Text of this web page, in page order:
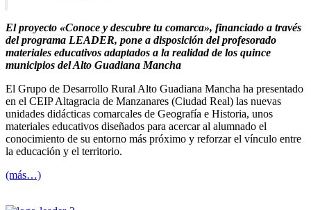
El proyecto «Conoce y descubre tu comarca», financiado a través
del programa LEADER, pone a disposición del profesorado
materiales educativos adaptados a la realidad de los quince
municipios del Alto Guadiana Mancha
El Grupo de Desarrollo Rural Alto Guadiana Mancha ha presentado
en el CEIP Altagracia de Manzanares (Ciudad Real) las nuevas
unidades didácticas comarcales de Geografía e Historia, unos
materiales educativos diseñados para acercar al alumnado el
conocimiento de su entorno más próximo y reforzar el vínculo entre
la educación y el territorio.
(más…)